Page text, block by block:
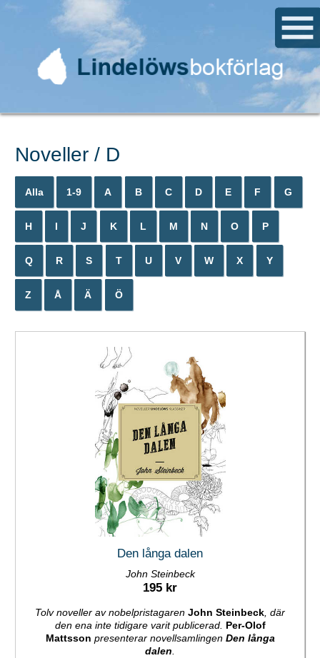
Noveller / D
Alla 1-9 A B C D E F G
H I J K L M N O P
Q R S T U V W X Y
Z Å Ä Ö
Den långa dalen
John Steinbeck
195 kr
Tolv noveller av nobelpristagaren John Steinbeck , där
den ena inte tidigare varit publicerad. Per-Olof
Mattsson presenterar novellsamlingen Den långa
dalen